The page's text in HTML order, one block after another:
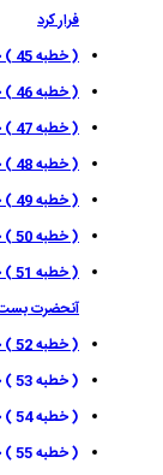
فرار كرد
( خطبه 45 ) خطبه در روز فطر در نكوهش دنيا
( خطبه 46 ) خطبه وقتى كه براى حركت به شام تصميم گرفت
( خطبه 47 ) خطبه درباره كوفه
( خطبه 48 ) خطبه زمان رفتن به سوى شام
( خطبه 49 ) خطبه در توحيد الهى
( خطبه 50 ) خطبه در بيان فتنه
(
آنحضرت
( خطبه 52 ) خطبه در بى وفايى دنيا
( خطبه 53 ) خطبه درباره عید قربـان و مشخّصه قربانى
( خطبه 54 ) خطبه در مسأله بيعت
(